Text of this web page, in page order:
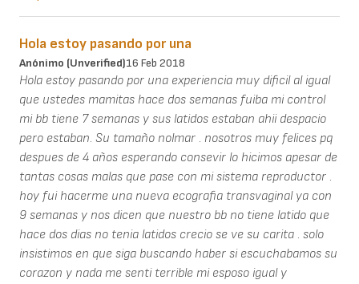
Hola estoy pasando por una
Anónimo (unverified)16 Feb 2018
Hola estoy pasando por una experiencia muy dificil al igual
que ustedes mamitas hace dos semanas fuiba mi control
mi bb tiene 7 semanas y sus latidos estaban ahii despacio
pero estaban. Su tamaño nolmar . nosotros muy felices pq
despues de 4 años esperando consevir lo hicimos apesar de
tantas cosas malas que pase con mi sistema reproductor .
hoy fui hacerme una nueva ecografia transvaginal ya con
9 semanas y nos dicen que nuestro bb no tiene latido que
hace dos dias no tenia latidos crecio se ve su carita . solo
insistimos en que siga buscando haber si escuchabamos su
corazon y nada me senti terrible mi esposo igual y